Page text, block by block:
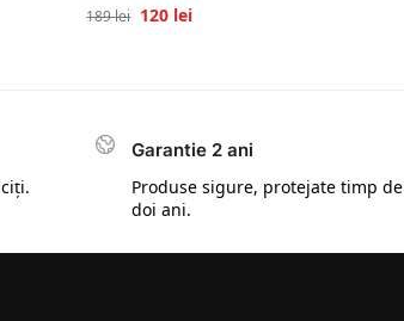
189lei 120 lei
Garantie 2 ani
Produse sigure, protejate timp de
doi ani.